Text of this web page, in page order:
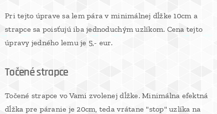
Pri tejto úprave sa lem pára v minimálnej dĺžke 10cm a
strapce sa poisťujú iba jednoduchým uzlíkom. Cena tejto
úpravy jedného lemu je 5,- eur.
Točené strapce
Točené strapce vo Vami zvolenej dĺžke. Minimálna efektná
dĺžka pre páranie je 20cm, teda vrátane "stop" uzlíka na